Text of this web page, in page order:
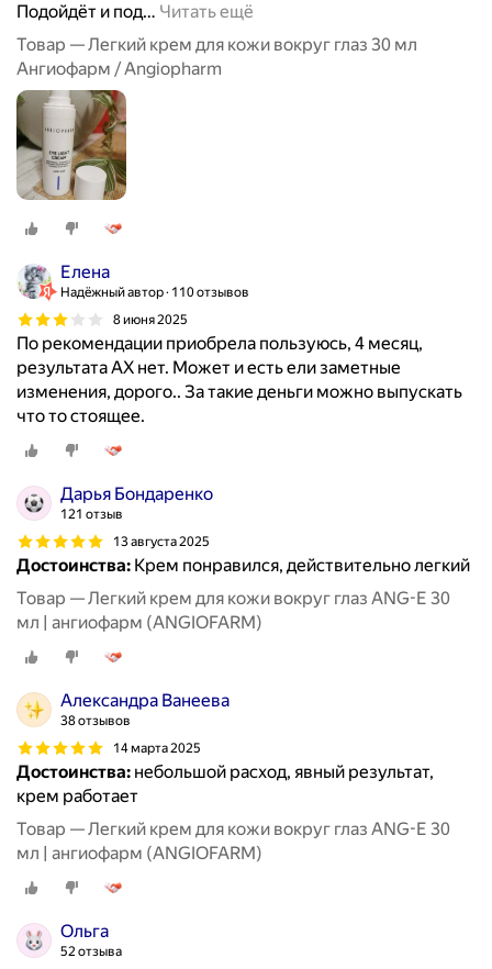
Подойдёт и под… Читать ещё
Товар — Легкий крем для кожи вокруг глаз 30 мл
Ангиофарм / Angiopharm
Елена
Надёжный автор 110 отзывов
8 июня 2025
По рекомендации приобрела пользуюсь, 4 месяц,
результата АХ нет. Может и есть ели заметные
изменения, дорого.. За такие деньги можно выпускать
что то стоящее.
Дарья Бондаренко
121 отзыв
13 августа 2025
Достоинства: Крем понравился, действительно легкий
Товар — Легкий крем для кожи вокруг глаз ANG-E 30
мл | ангиофарм (ANGIOFARM)
Александра Ванеева
38 отзывов
14 марта 2025
Достоинства: небольшой расход, явный результат,
крем работает
Товар — Легкий крем для кожи вокруг глаз ANG-E 30
мл | ангиофарм (ANGIOFARM)
Ольга
52 отзыва